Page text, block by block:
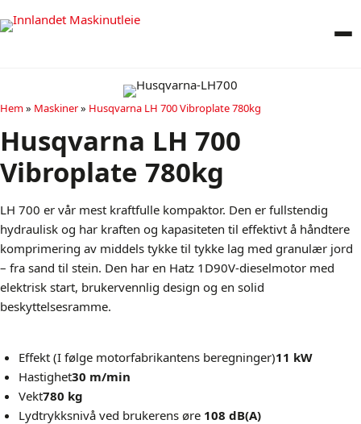
Hem» Maskiner» Husqvarna LH 700 Vibroplate 780kg
Husqvarna LH 700
Vibroplate 780kg
LH 700 er vår mest kraftfulle kompaktor. Den er fullstendig
hydraulisk og har kraften og kapasiteten til effektivt å håndtere
komprimering av middels tykke til tykke lag med granulær jord
– fra sand til stein. Den har en Hatz 1D90V-dieselmotor med
elektrisk start, brukervennlig design og en solid
beskyttelsesramme.
Effekt (I følge motorfabrikantens beregninger)11 kW
Hastighet30 m/min
Vekt780 kg
Lydtrykksnivå ved brukerens øre 108 dB(A)